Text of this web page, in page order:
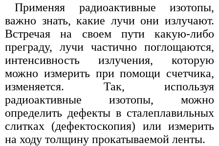
Применяя радиоактивные изотопы,
важно знать, какие лучи они излучают.
Встречая на своем пути какую-либо
преграду, лучи частично поглощаются,
интенсивность излучения, которую
можно измерить при помощи счетчика,
изменяется. Так, используя
радиоактивные изотопы, можно
определить дефекты в сталеплавильных
слитках (дефектоскопия) или измерить
на ходу толщину прокатываемой ленты.